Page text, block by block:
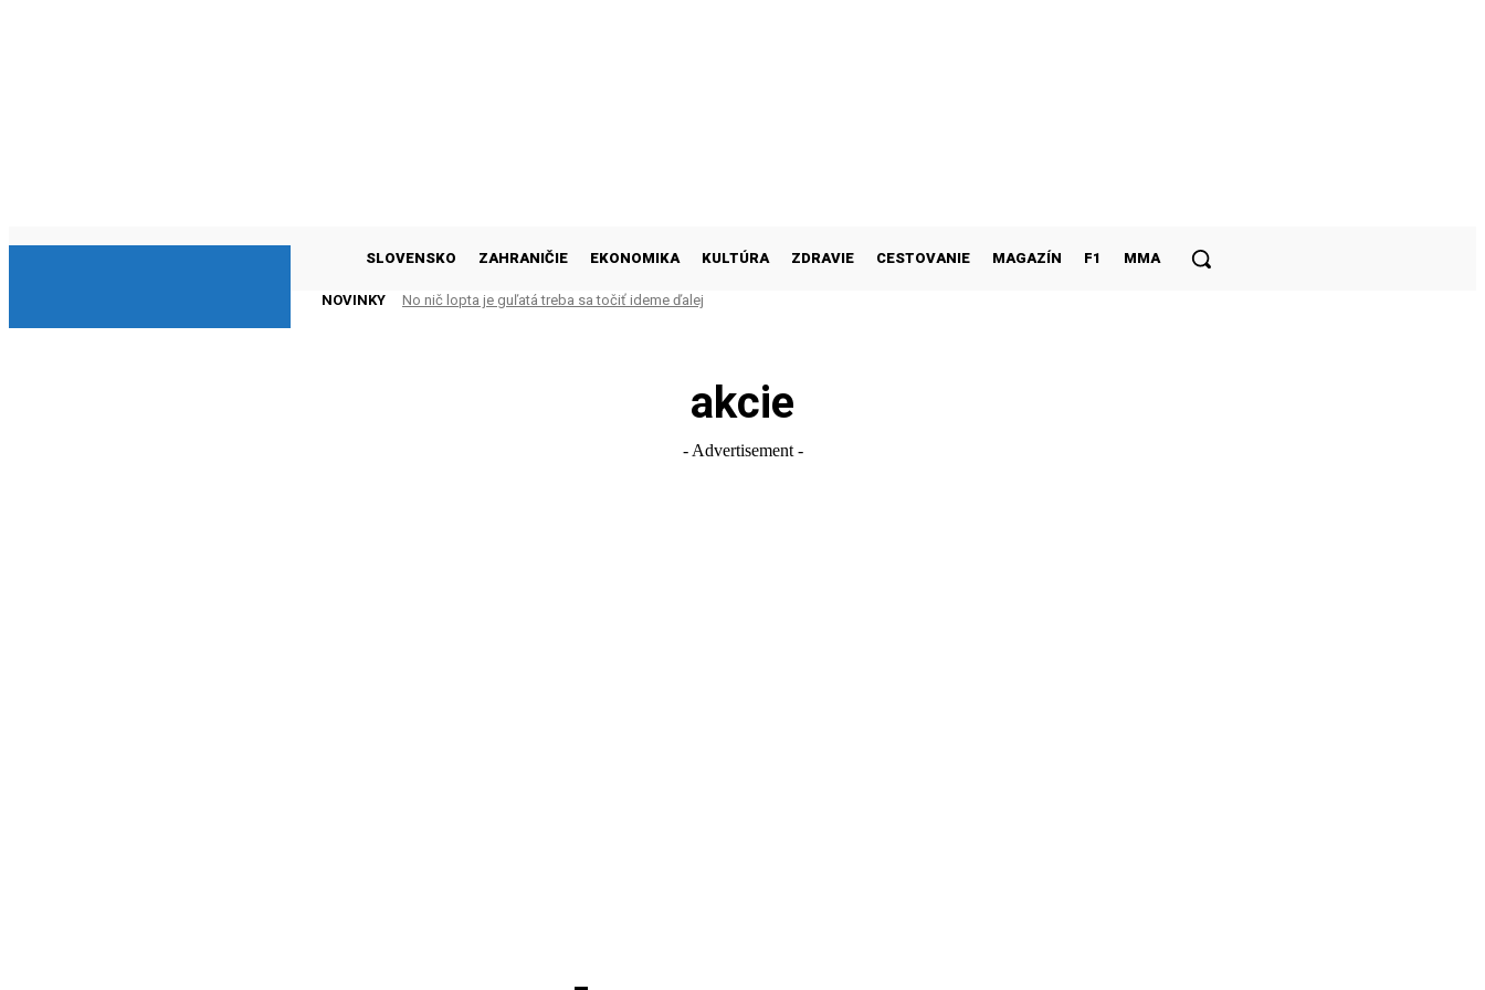
SLOVENSKO ZAHRANIČIE EKONOMIKA KULTÚRA ZDRAVIE CESTOVANIE MAGAZÍN F1 MMA
NOVINKY No nič lopta je guľatá treba sa točiť ideme ďalej
akcie
- Advertisement -